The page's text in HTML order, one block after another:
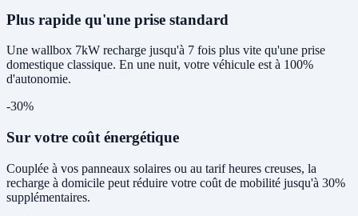
Plus rapide qu'une prise standard
Une wallbox 7kW recharge jusqu'à 7 fois plus vite qu'une prise
domestique classique. En une nuit, votre véhicule est à 100%
d'autonomie.
-30%
Sur votre coût énergétique
Couplée à vos panneaux solaires ou au tarif heures creuses, la
recharge à domicile peut réduire votre coût de mobilité jusqu'à 30%
supplémentaires.